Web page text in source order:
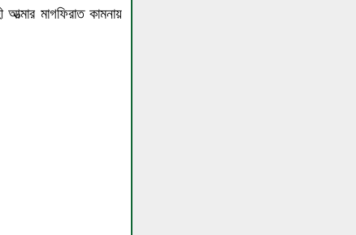
আত্মার মাগফিরাত কামনায়